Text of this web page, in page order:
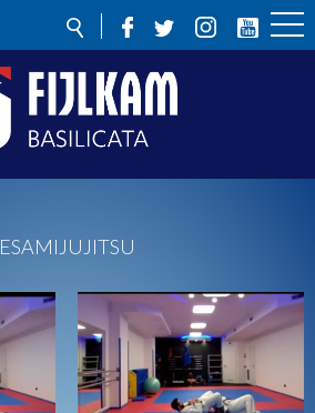
ESAMIJUJITSU